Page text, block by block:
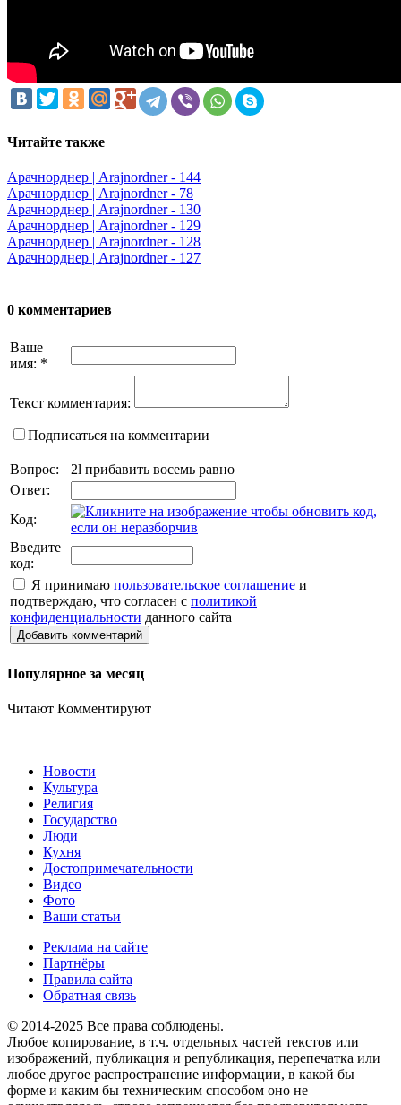
Читайте также
Арачнорднер | Arajnordner - 144
Арачнорднер | Arajnordner - 78
Арачнорднер | Arajnordner - 130
Арачнорднер | Arajnordner - 129
Арачнорднер | Arajnordner - 128
Арачнорднер | Arajnordner - 127
0 комментариев
Ваше
имя: *
Текст комментария:
Подписаться на комментарии
Вопрос:
2l прибавить восемь равно
Ответ:
Код:
Введите
код:
Я принимаю пользовательское соглашение и
подтверждаю, что согласен с политикой
конфиденциальности данного сайта
Добавить комментарий
Популярное за месяц
Читают Комментируют
Новости
Культура
Религия
Государство
Люди
Кухня
Достопримечательности
Видео
Фото
Ваши статьи
Реклама на сайте
Партнёры
Правила сайта
Обратная связь
© 2014-2025 Все права соблюдены.
Любое копирование, в т.ч. отдельных частей текстов или
изображений, публикация и републикация, перепечатка или
любое другое распространение информации, в какой бы
форме и каким бы техническим способом оно не